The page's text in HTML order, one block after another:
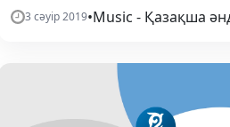
3 сәуір 2019•Music - Қазақша